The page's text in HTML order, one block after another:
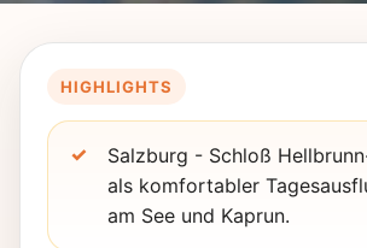
HIGHLIGHTS
Salzburg - Schloß
als komfortabler
am See und Kaprun.